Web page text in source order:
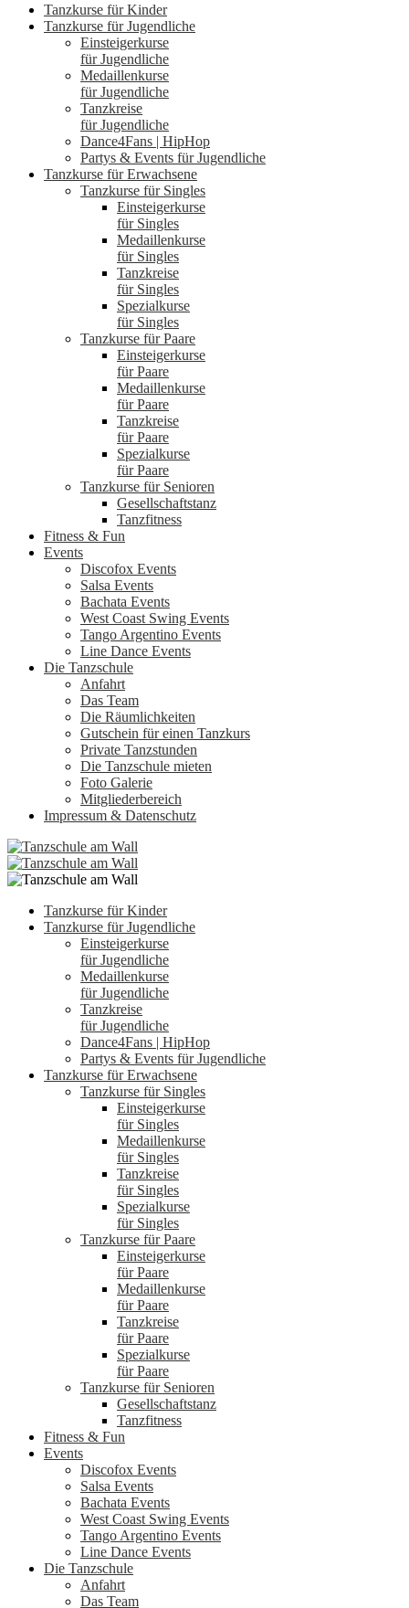
Tanzkurse für Kinder
Tanzkurse für Jugendliche
Einsteigerkurse
für Jugendliche
Medaillenkurse
für Jugendliche
Tanzkreise
für Jugendliche
Dance4Fans | HipHop
Partys & Events für Jugendliche
Tanzkurse für Erwachsene
Tanzkurse für Singles
Einsteigerkurse
für Singles
Medaillenkurse
für Singles
Tanzkreise
für Singles
Spezialkurse
für Singles
Tanzkurse für Paare
Einsteigerkurse
für Paare
Medaillenkurse
für Paare
Tanzkreise
für Paare
Spezialkurse
für Paare
Tanzkurse für Senioren
Gesellschaftstanz
Tanzfitness
Fitness & Fun
Events
Discofox Events
Salsa Events
Bachata Events
West Coast Swing Events
Tango Argentino Events
Line Dance Events
Die Tanzschule
Anfahrt
Das Team
Die Räumlichkeiten
Gutschein für einen Tanzkurs
Private Tanzstunden
Die Tanzschule mieten
Foto Galerie
Mitgliederbereich
Impressum & Datenschutz
Tanzkurse für Kinder
Tanzkurse für Jugendliche
Einsteigerkurse
für Jugendliche
Medaillenkurse
für Jugendliche
Tanzkreise
für Jugendliche
Dance4Fans | HipHop
Partys & Events für Jugendliche
Tanzkurse für Erwachsene
Tanzkurse für Singles
Einsteigerkurse
für Singles
Medaillenkurse
für Singles
Tanzkreise
für Singles
Spezialkurse
für Singles
Tanzkurse für Paare
Einsteigerkurse
für Paare
Medaillenkurse
für Paare
Tanzkreise
für Paare
Spezialkurse
für Paare
Tanzkurse für Senioren
Gesellschaftstanz
Tanzfitness
Fitness & Fun
Events
Discofox Events
Salsa Events
Bachata Events
West Coast Swing Events
Tango Argentino Events
Line Dance Events
Die Tanzschule
Anfahrt
Das Team